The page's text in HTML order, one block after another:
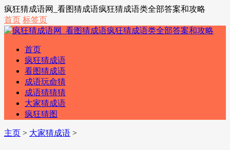
疯狂猜成语网_看图猜成语疯狂猜成语类全部答案和攻略
首页 标签页
首页
疯狂猜成语
看图猜成语
成语玩命猜
成语猜猜猜
大家猜成语
疯狂猜图
主页 > 大家猜成语 >